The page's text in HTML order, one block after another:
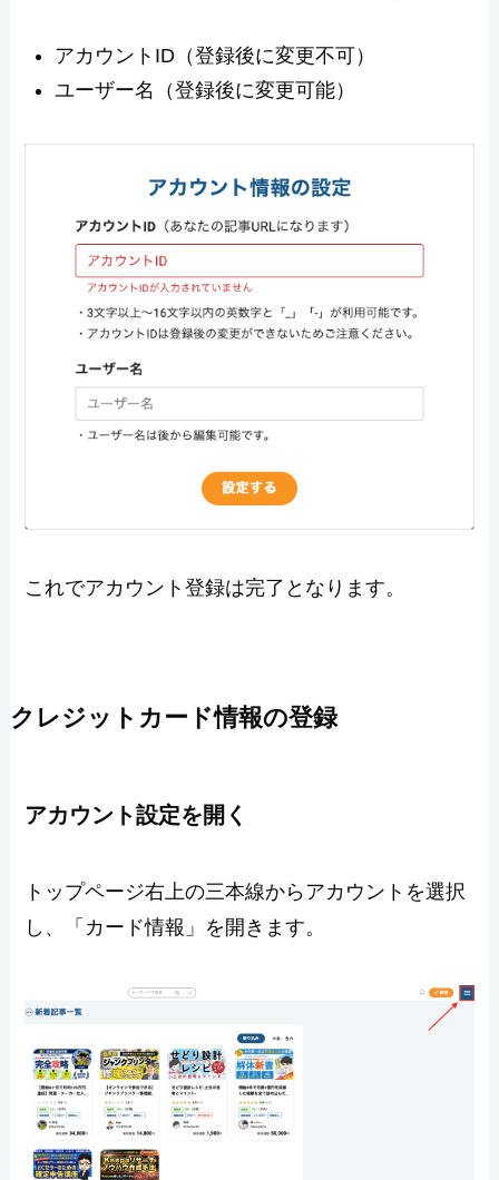
アカウントID（登録後に変更不可）
ユーザー名（登録後に変更可能）
これでアカウント登録は完了となります。
クレジットカード情報の登録
アカウント設定を開く
トップページ右上の三本線からアカウントを選択
し、「カード情報」を開きます。